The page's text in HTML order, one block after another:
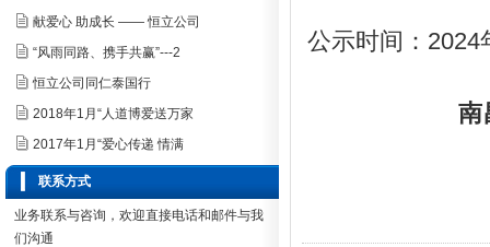
公示时间： 2024
南
献爱心 助成长 —— 恒立公司
“风雨同路、携手共赢”---2
恒立公司同仁泰国行
2018年1月“人道博爱送万家
2017年1月“爱心传递 情满
联系方式
业务联系与咨询，欢迎直接电话和邮件与我
们沟通